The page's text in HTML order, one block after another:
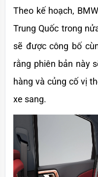
Theo kế hoạch,
Trung Quốc trong
sẽ được công bố
rằng phiên bản này
hàng và củng cố vị
xe sang.